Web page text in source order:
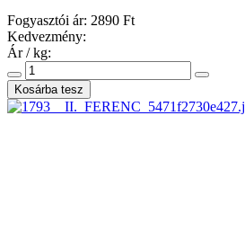
Fogyasztói ár: 2890 Ft
Kedvezmény:
Ár / kg: